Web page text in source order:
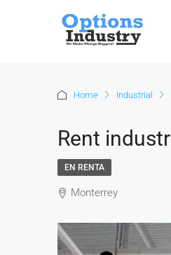
Home Industrial
Rent
EN RENTA
Monterrey